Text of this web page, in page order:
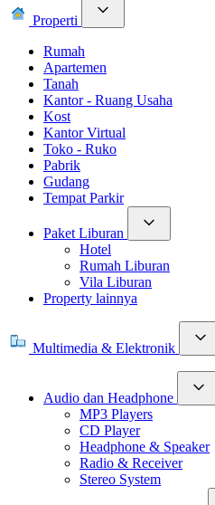
Properti
Rumah
Apartemen
Tanah
Kantor - Ruang Usaha
Kost
Kantor Virtual
Toko - Ruko
Pabrik
Gudang
Tempat Parkir
Paket Liburan
Hotel
Rumah Liburan
Vila Liburan
Property lainnya
Multimedia & Elektronik
Audio dan Headphone
MP3 Players
CD Player
Headphone & Speaker
Radio & Receiver
Stereo System